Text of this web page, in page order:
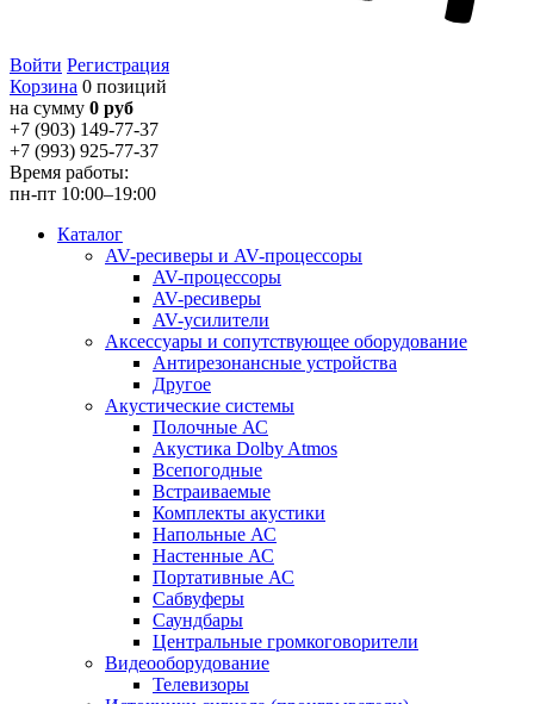
Войти Регистрация
Корзина 0 позиций
на сумму 0 руб
+7 (903) 149-77-37
+7 (993) 925-77-37
Время работы:
пн-пт 10:00–19:00
Каталог
AV-ресиверы и AV-процессоры
AV-процессоры
AV-ресиверы
AV-усилители
Аксессуары и сопутствующее оборудование
Антирезонансные устройства
Другое
Акустические системы
Полочные АС
Акустика Dolby Atmos
Всепогодные
Встраиваемые
Комплекты акустики
Напольные АС
Настенные АС
Портативные АС
Сабвуферы
Саундбары
Центральные громкоговорители
Видеооборудование
Телевизоры